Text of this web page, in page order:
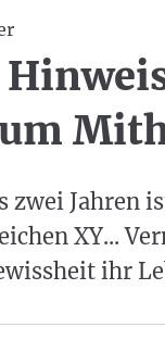
zwei Jahren
XY...
ihr